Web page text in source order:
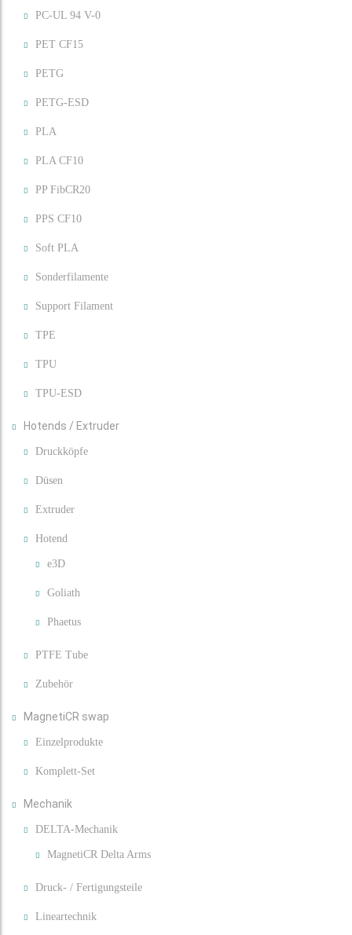
PC-UL 94 V-0
PET CF15
PETG
PETG-ESD
PLA
PLA CF10
PP FibCR20
PPS CF10
Soft PLA
Sonderfilamente
Support Filament
TPE
TPU
TPU-ESD
Hotends / Extruder
Druckköpfe
Düsen
Extruder
Hotend
e3D
Goliath
Phaetus
PTFE Tube
Zubehör
MagnetiCR swap
Einzelprodukte
Komplett-Set
Mechanik
DELTA-Mechanik
MagnetiCR Delta Arms
Druck- / Fertigungsteile
Lineartechnik